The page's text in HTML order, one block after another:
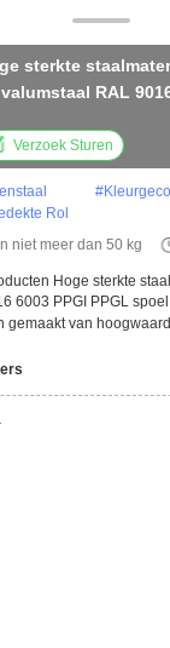
sterkte
RAL
Verzoek Sturen
#
Rol
niet meer dan 50 kg
Hoge sterkte
6003 PPGI PPGL
gemaakt van